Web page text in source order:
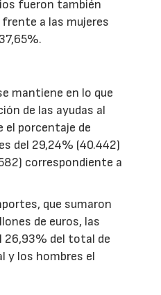
fueron también
a las mujeres
mantiene en lo que
de las ayudas al
el porcentaje de
del 29,24% (40.442)
correspondiente a
que sumaron
de euros, las
26,93% del total de
y los hombres el